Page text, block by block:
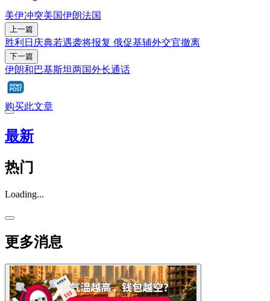
美伊冲突美国伊朗法国
上一篇
胜利日庆典若遇袭将报复 俄促基辅外交官撤离
下一篇
伊朗和巴基斯坦两国外长通话
购买此文章
最新
热门
Loading...
更多消息